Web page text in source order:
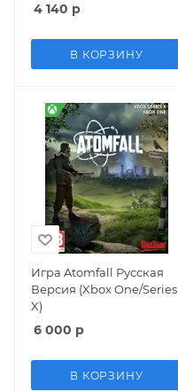
4 140 р
В КОРЗИНУ
Игра Atomfall Русская
Версия (Xbox One/Series
X)
6 000 р
В КОРЗИНУ